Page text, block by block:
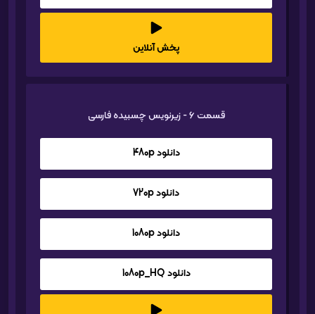
پخش آنلاین
قسمت 6 - زیرنویس چسبیده فارسی
دانلود 480p
دانلود 720p
دانلود 1080p
دانلود 1080p_HQ